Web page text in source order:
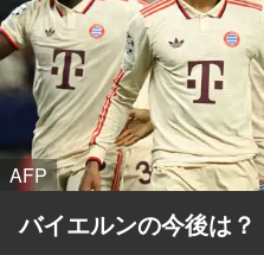
AFP
バイエルンの今後は？